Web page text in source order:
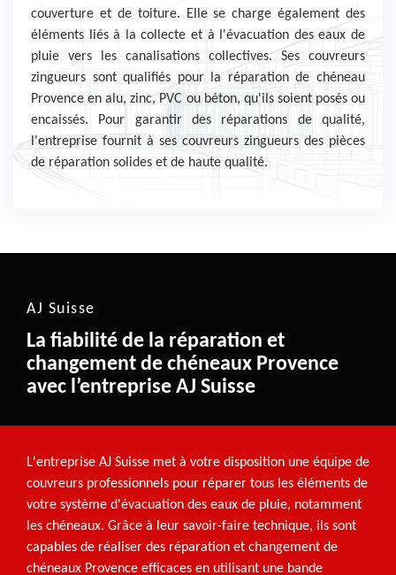
couverture et de toiture. Elle se charge également des
éléments liés à la collecte et à l'évacuation des eaux de
pluie vers les canalisations collectives. Ses couvreurs
zingueurs sont qualifiés pour la réparation de chéneau
Provence en alu, zinc, PVC ou béton, qu'ils soient posés ou
encaissés. Pour garantir des réparations de qualité,
l'entreprise fournit à ses couvreurs zingueurs des pièces
de réparation solides et de haute qualité.
AJ Suisse
La fiabilité de la réparation et
changement de chéneaux Provence
avec l’entreprise AJ Suisse
L'entreprise AJ Suisse met à votre disposition une équipe de
couvreurs professionnels pour réparer tous les éléments de
votre système d'évacuation des eaux de pluie, notamment
les chéneaux. Grâce à leur savoir-faire technique, ils sont
capables de réaliser des réparation et changement de
chéneaux Provence efficaces en utilisant une bande